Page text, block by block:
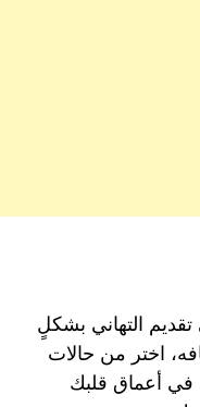
التهاني بشكلٍ
اختر من حالات
في أعماق قلبك